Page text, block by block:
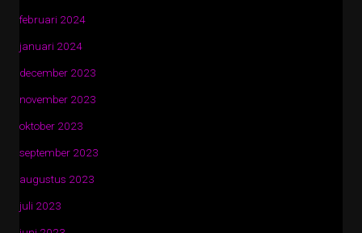
februari 2024
januari 2024
december 2023
november 2023
oktober 2023
september 2023
augustus 2023
juli 2023